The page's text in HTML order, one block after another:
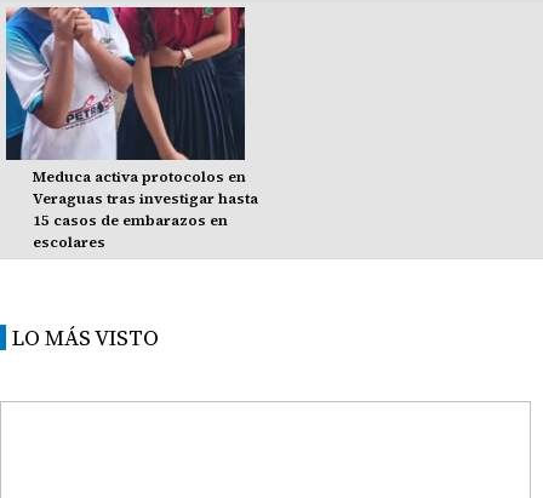
Meduca activa protocolos en
Veraguas tras investigar hasta
15 casos de embarazos en
escolares
LO MÁS VISTO